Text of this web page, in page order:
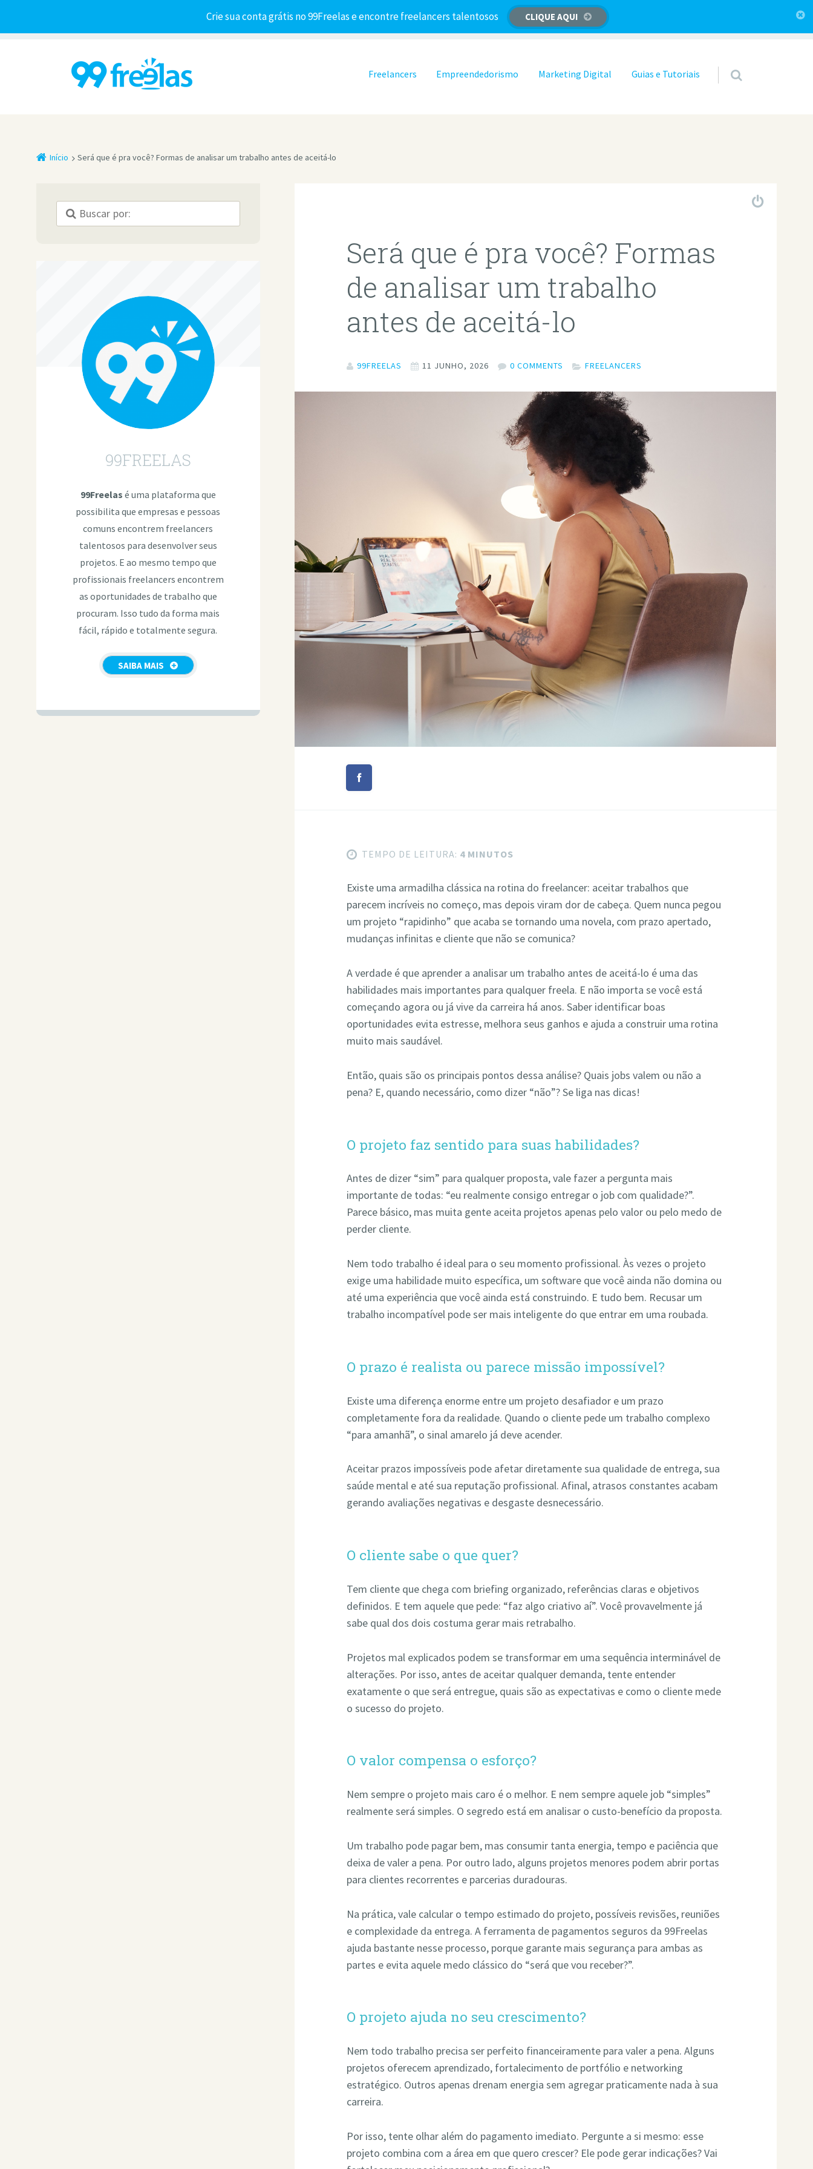
Crie sua conta grátis no 99Freelas e encontre freelancers talentosos CLIQUE AQUI
Pular para o conteúdo
Freelancers Empreendedorismo Marketing Digital Guias e Tutoriais
Início Será que é pra você? Formas de analisar um trabalho antes de aceitá-lo
Será que é pra você? Formas
de analisar um trabalho
antes de aceitá-lo
99FREELAS 11 JUNHO, 2026 0 COMMENTS FREELANCERS
TEMPO DE LEITURA: 4 MINUTOS
Existe uma armadilha clássica na rotina do freelancer: aceitar trabalhos que
parecem incríveis no começo, mas depois viram dor de cabeça. Quem nunca pegou
um projeto “rapidinho” que acaba se tornando uma novela, com prazo apertado,
mudanças infinitas e cliente que não se comunica?
A verdade é que aprender a analisar um trabalho antes de aceitá-lo é uma das
habilidades mais importantes para qualquer freela. E não importa se você está
começando agora ou já vive da carreira há anos. Saber identificar boas
oportunidades evita estresse, melhora seus ganhos e ajuda a construir uma rotina
muito mais saudável.
Então, quais são os principais pontos dessa análise? Quais jobs valem ou não a
pena? E, quando necessário, como dizer “não”? Se liga nas dicas!
O projeto faz sentido para suas habilidades?
Antes de dizer “sim” para qualquer proposta, vale fazer a pergunta mais
importante de todas: “eu realmente consigo entregar o job com qualidade?”.
Parece básico, mas muita gente aceita projetos apenas pelo valor ou pelo medo de
perder cliente.
Nem todo trabalho é ideal para o seu momento profissional. Às vezes o projeto
exige uma habilidade muito específica, um software que você ainda não domina ou
até uma experiência que você ainda está construindo. E tudo bem. Recusar um
trabalho incompatível pode ser mais inteligente do que entrar em uma roubada.
O prazo é realista ou parece missão impossível?
Existe uma diferença enorme entre um projeto desafiador e um prazo
completamente fora da realidade. Quando o cliente pede um trabalho complexo
“para amanhã”, o sinal amarelo já deve acender.
Aceitar prazos impossíveis pode afetar diretamente sua qualidade de entrega, sua
saúde mental e até sua reputação profissional. Afinal, atrasos constantes acabam
gerando avaliações negativas e desgaste desnecessário.
O cliente sabe o que quer?
Tem cliente que chega com briefing organizado, referências claras e objetivos
definidos. E tem aquele que pede: “faz algo criativo aí”. Você provavelmente já
sabe qual dos dois costuma gerar mais retrabalho.
Projetos mal explicados podem se transformar em uma sequência interminável de
alterações. Por isso, antes de aceitar qualquer demanda, tente entender
exatamente o que será entregue, quais são as expectativas e como o cliente mede
o sucesso do projeto.
O valor compensa o esforço?
Nem sempre o projeto mais caro é o melhor. E nem sempre aquele job “simples”
realmente será simples. O segredo está em analisar o custo-benefício da proposta.
Um trabalho pode pagar bem, mas consumir tanta energia, tempo e paciência que
deixa de valer a pena. Por outro lado, alguns projetos menores podem abrir portas
para clientes recorrentes e parcerias duradouras.
Na prática, vale calcular o tempo estimado do projeto, possíveis revisões, reuniões
e complexidade da entrega. A ferramenta de pagamentos seguros da 99Freelas
ajuda bastante nesse processo, porque garante mais segurança para ambas as
partes e evita aquele medo clássico do “será que vou receber?”.
O projeto ajuda no seu crescimento?
Nem todo trabalho precisa ser perfeito financeiramente para valer a pena. Alguns
projetos oferecem aprendizado, fortalecimento de portfólio e networking
estratégico. Outros apenas drenam energia sem agregar praticamente nada à sua
carreira.
Por isso, tente olhar além do pagamento imediato. Pergunte a si mesmo: esse
projeto combina com a área em que quero crescer? Ele pode gerar indicações? Vai
99FREELAS
99Freelas é uma plataforma que
possibilita que empresas e pessoas
comuns encontrem freelancers
talentosos para desenvolver seus
projetos. E ao mesmo tempo que
profissionais freelancers encontrem
as oportunidades de trabalho que
procuram. Isso tudo da forma mais
fácil, rápido e totalmente segura.
SAIBA MAIS